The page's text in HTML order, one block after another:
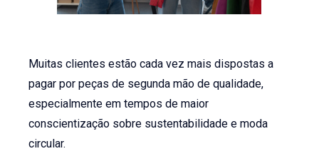
Muitas clientes estão cada vez mais dispostas a
pagar por peças de segunda mão de qualidade,
especialmente em tempos de maior
conscientização sobre sustentabilidade e moda
circular.